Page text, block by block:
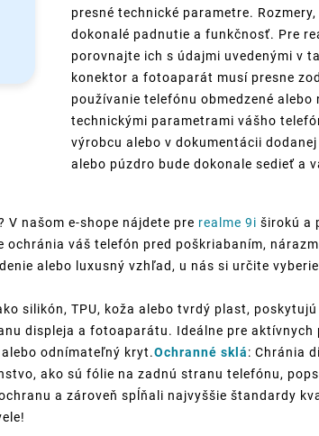
presné technické parametre.
dokonalé padnutie a funkčnosť. Pre
porovnajte ich s údajmi uvedenými v
konektor a fotoaparát musí presne
používanie telefónu obmedzené
technickými parametrami vášho
výrobcu alebo v dokumentácii
alebo púzdro bude dokonale sedieť a
V našom e-shope nájdete pre realme 9i širokú a
ochránia váš telefón pred poškriabaním,
alebo luxusný vzhľad, u nás si určite
silikón, TPU, koža alebo tvrdý plast,
displeja a fotoaparátu. Ideálne pre aktívnych
odnímateľný kryt.Ochranné sklá: Chránia
ako sú fólie na zadnú stranu telefónu,
a zároveň spĺňali najvyššie štandardy